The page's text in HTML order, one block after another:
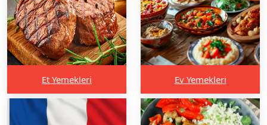
Et Yemekleri Ev Yemekleri